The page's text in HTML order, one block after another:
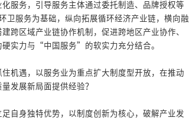
服务，引导服务主体通过委托制造、品牌授权等
服务为基础，纵向拓展循环经济产业链，横向融
跨区域产业链协作机制，促进跨地区产业协作、
实力与“中国服务”的软实力充分结合。
机遇，以服务业为重点扩大制度型开放，在推动
发展新局面提供经验？
自身独特优势，以制度创新为核心，破解产业发